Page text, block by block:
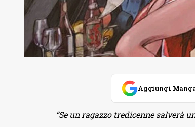
Aggiungi
“Se un ragazzo tredicenne salverà